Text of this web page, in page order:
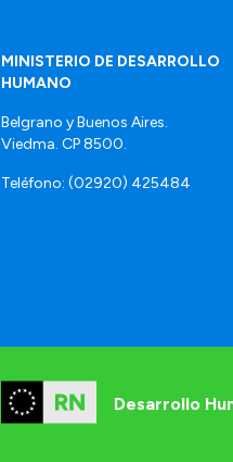
MINISTERIO DE DESARROLLO
HUMANO
Belgrano y Buenos Aires.
Viedma. CP 8500.
Teléfono: (02920) 425484
Desarrollo